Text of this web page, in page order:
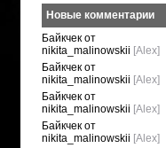
Новые комментарии
Байкчек от
nikita_malinowskii [Alex]
Байкчек от
nikita_malinowskii [Alex]
Байкчек от
nikita_malinowskii [Alex]
Байкчек от
nikita_malinowskii [Alex]